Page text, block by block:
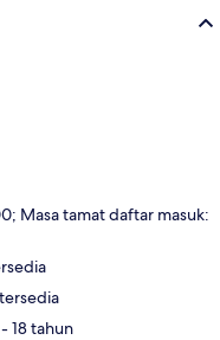
Masa tamat daftar masuk:
18 tahun